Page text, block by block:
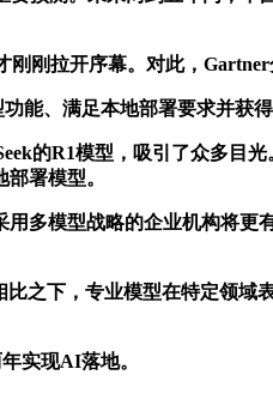
拉开序幕。对此，Gartner
、满足本地部署要求并获得
的R1模型，吸引了众多目
署模型。
模型战略的企业机构将更
下，专业模型在特定领域
实现AI落地。